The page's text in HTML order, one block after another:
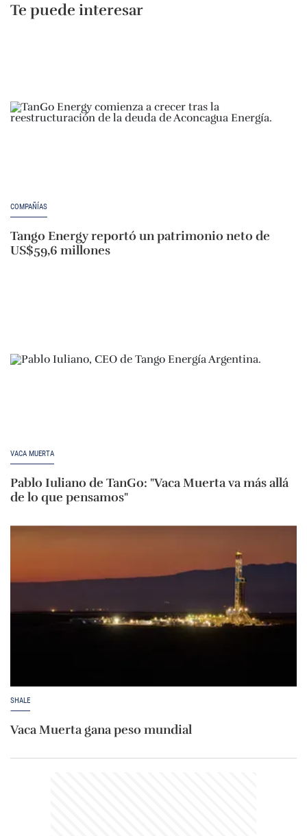
Te puede interesar
COMPAÑÍAS
Tango Energy reportó un patrimonio neto de
US$59,6 millones
VACA MUERTA
Pablo Iuliano de TanGo: "Vaca Muerta va más allá
de lo que pensamos"
SHALE
Vaca Muerta gana peso mundial